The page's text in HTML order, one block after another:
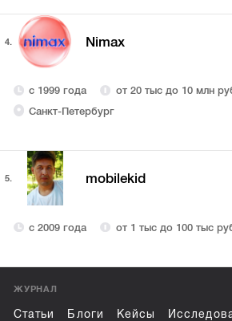
4. Nimax
с 1999 года
от 20 тыс до 10 млн
Санкт-Петербург
5. mobilekid
с 2009 года от 1 тыс до 100 тыс
ЖУРНАЛ
Статьи Блоги Кейсы